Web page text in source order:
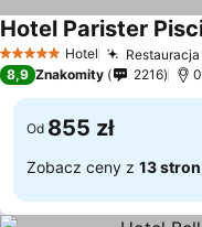
5 KategoriaHotel
Hotel Parister
8,9 Znakomity 2216
Od 855 zł
Zobacz ceny z 13 stron